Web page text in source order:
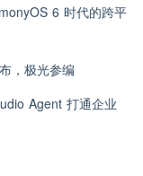
6 时代的跨平
，极光参编
Agent 打通企业